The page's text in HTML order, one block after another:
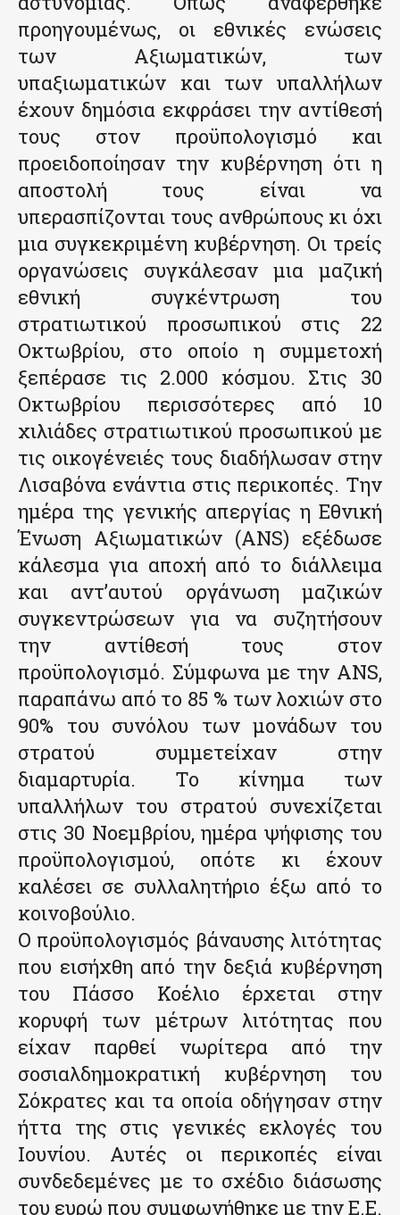
προηγουμένως, οι εθνικές ενώσεις
των Αξιωματικών, των
υπαξιωματικών και των υπαλλήλων
έχουν δημόσια εκφράσει την αντίθεσή
τους στον προϋπολογισμό και
προειδοποίησαν την κυβέρνηση ότι η
αποστολή τους είναι να
υπερασπίζονται τους ανθρώπους κι όχι
μια συγκεκριμένη κυβέρνηση. Οι τρείς
οργανώσεις συγκάλεσαν μια μαζική
εθνική συγκέντρωση του
στρατιωτικού προσωπικού στις 22
Οκτωβρίου, στο οποίο η συμμετοχή
ξεπέρασε τις 2.000 κόσμου. Στις 30
Οκτωβρίου περισσότερες από 10
χιλιάδες στρατιωτικού προσωπικού με
τις οικογένειές τους διαδήλωσαν στην
Λισαβόνα ενάντια στις περικοπές. Την
ημέρα της γενικής απεργίας η Εθνική
Ένωση Αξιωματικών (ANS) εξέδωσε
κάλεσμα για αποχή από το διάλλειμα
και αντ’αυτού οργάνωση μαζικών
συγκεντρώσεων για να συζητήσουν
την αντίθεσή τους στον
προϋπολογισμό. Σύμφωνα με την ΑΝS,
παραπάνω από το 85 % των λοχιών στο
90% του συνόλου των μονάδων του
στρατού συμμετείχαν στην
διαμαρτυρία. Το κίνημα των
υπαλλήλων του στρατού συνεχίζεται
στις 30 Νοεμβρίου, ημέρα ψήφισης του
προϋπολογισμού, οπότε κι έχουν
καλέσει σε συλλαλητήριο έξω από το
κοινοβούλιο.
Ο προϋπολογισμός βάναυσης λιτότητας
που εισήχθη από την δεξιά κυβέρνηση
του Πάσσο Κοέλιο έρχεται στην
κορυφή των μέτρων λιτότητας που
είχαν παρθεί νωρίτερα από την
σοσιαλδημοκρατική κυβέρνηση του
Σόκρατες και τα οποία οδήγησαν στην
ήττα της στις γενικές εκλογές του
Ιουνίου. Αυτές οι περικοπές είναι
συνδεδεμένες με το σχέδιο διάσωσης
του ευρώ που συμφωνήθηκε με την Ε.Ε.